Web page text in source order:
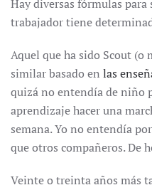
Hay diversas fórmulas
trabajador tiene
Aquel que ha sido Scout (o
similar basado en las
quizá no entendía de niño
aprendizaje hacer una
semana. Yo no entendía
que otros compañeros. De
Veinte o treinta años más